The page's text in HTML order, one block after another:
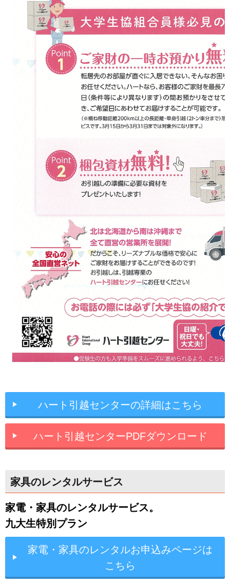
ハート引越センターの詳細はこちら
ハート引越センターPDFダウンロード
家具のレンタルサービス
家電・家具のレンタルサービス。
九大生特別プラン
家電・家具のレンタルお申込みページは
こちら